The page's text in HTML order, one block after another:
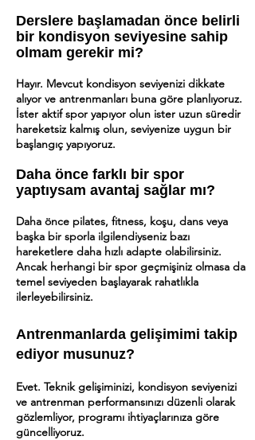
Derslere başlamadan önce belirli
bir kondisyon seviyesine sahip
olmam gerekir mi?
Hayır. Mevcut kondisyon seviyenizi dikkate
alıyor ve antrenmanları buna göre planlıyoruz.
İster aktif spor yapıyor olun ister uzun süredir
hareketsiz kalmış olun, seviyenize uygun bir
başlangıç yapıyoruz.
Daha önce farklı bir spor
yaptıysam avantaj sağlar mı?
Daha önce pilates, fitness, koşu, dans veya
başka bir sporla ilgilendiyseniz bazı
hareketlere daha hızlı adapte olabilirsiniz.
Ancak herhangi bir spor geçmişiniz olmasa da
temel seviyeden başlayarak rahatlıkla
ilerleyebilirsiniz.
Antrenmanlarda gelişimimi takip
ediyor musunuz?
Evet. Teknik gelişiminizi, kondisyon seviyenizi
ve antrenman performansınızı düzenli olarak
gözlemliyor, programı ihtiyaçlarınıza göre
güncelliyoruz.